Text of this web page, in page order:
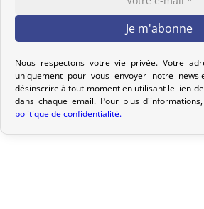
pour que nous puissions étudier
Votre commande est préparée dans les 2
vous avez sélectionné lors de votre achat.
de confirmation d’envoi pour suivre votre
plusieurs options de livraison pour
Nous respectons votre vie privée. Votre
uniquement pour vous envoyer notre
désinscrire à tout moment en utilisant le lien
dans chaque email. Pour plus
politique de confidentialité.